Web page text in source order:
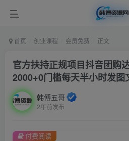
首页 创业课程 会员免费 正文
官方扶持正规项目抖音团购
2000+0门槛每天半小时发图
韩傅五哥
2年前发布
付费阅读